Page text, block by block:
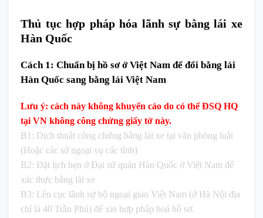
Thủ tục hợp pháp hóa lãnh sự bằng lái xe
Hàn Quốc
Cách 1: Chuẩn bị hồ sơ ở Việt Nam để đổi bằng lái
Hàn Quốc sang bằng lái Việt Nam
Lưu ý: cách này không khuyến cáo do có thể ĐSQ HQ
tại VN không công chứng giấy tờ này.
B1: Dịch thuật công chứng bằng lái xe tại văn phòng luật
(Hoặc các sở ngoại vụ các tỉnh)
B2: Đặt lịch hẹn ở Đại sứ quán Hàn Quốc ở Việt Nam để
xác thực bằng lái xe
B3: Lên cục lãnh sự bộ ngoại giao Việt Nam (ở Hà Nội địa
chỉ là 40 Trần Phú) để xin hợp pháp hoá hồ sơ.